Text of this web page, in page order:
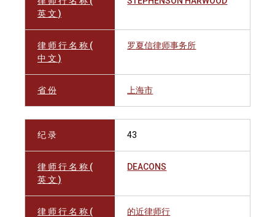
英 文 )
律 师 行 名 称 (
中 文 )
罗夏信律师事务所
省 份 上海市
纪 录 43
律 师 行 名 称 (
英 文 )
DEACONS
律 师 行 名 称 (
的近律师行